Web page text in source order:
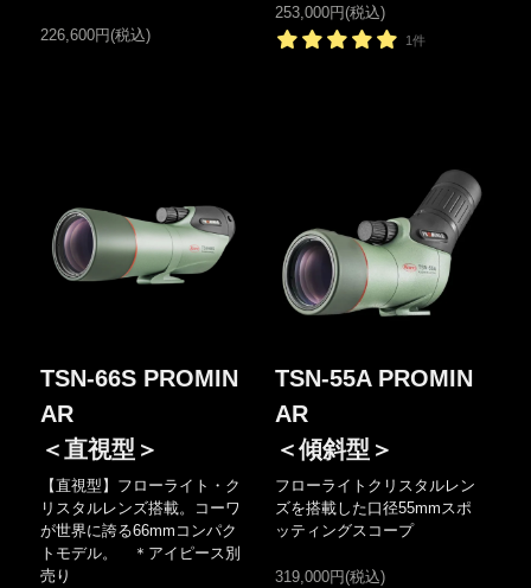
226,600円(税込)
253,000円(税込)
1件
TSN-66S PROMIN
AR
＜直視型＞
【直視型】フローライト・ク
リスタルレンズ搭載。コーワ
が世界に誇る66mmコンパク
トモデル。 ＊アイピース別
売り
TSN-55A PROMIN
AR
＜傾斜型＞
フローライトクリスタルレン
ズを搭載した口径55mmスポ
ッティングスコープ
319,000円(税込)